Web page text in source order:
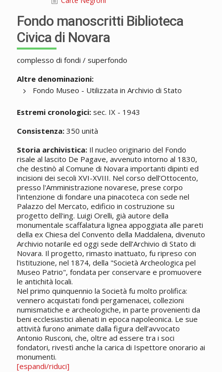
Fondo manoscritti Biblioteca
Civica di Novara
complesso di fondi / superfondo
Altre denominazioni:
Fondo Museo - Utilizzata in Archivio di Stato
Estremi cronologici:sec. IX - 1943
Consistenza:350 unità
Storia archivistica:Il nucleo originario del Fondo
risale al lascito De Pagave, avvenuto intorno al 1830,
che destinò al Comune di Novara importanti dipinti ed
incisioni dei secoli XVI-XVIII. Nel corso dell’Ottocento,
presso l'Amministrazione novarese, prese corpo
l'intenzione di fondare una pinacoteca con sede nel
Palazzo del Mercato, edificio in costruzione su
progetto dell'ing. Luigi Orelli, già autore della
monumentale scaffalatura lignea appoggiata alle pareti
della ex Chiesa del Convento della Maddalena, divenuto
Archivio notarile ed oggi sede dell’Archivio di Stato di
Novara. Il progetto, rimasto inattuato, fu ripreso con
l'istituzione, nel 1874, della "Società Archeologica pel
Museo Patrio", fondata per conservare e promuovere
le antichità locali.
Nel primo quinquennio la Società fu molto prolifica:
vennero acquistati fondi pergamenacei, collezioni
numismatiche e archeologiche, in parte provenienti da
beni ecclesiastici alienati in epoca napoleonica. Le sue
attività furono animate dalla figura dell’avvocato
Antonio Rusconi, che, oltre ad essere tra i soci
fondatori, rivestì anche la carica di Ispettore onorario ai
monumenti.
[espandi/riduci]